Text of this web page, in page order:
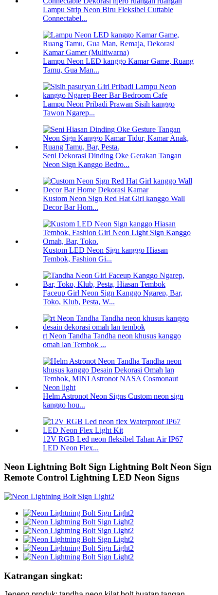
Lampu Strip Neon Biru Fleksibel Cuttable
Connectabel...
Lampu Neon LED kanggo Kamar Game, Ruang
Tamu, Gua Man...
Lampu Neon Pribadi Prawan Sisih kanggo
Tawon Ngarep...
Seni Dekorasi Dinding Oke Gerakan Tangan
Neon Sign Kanggo Bedro...
Kustom Neon Sign Red Hat Girl kanggo Wall
Decor Bar Hom...
Kustom LED Neon Sign kanggo Hiasan
Tembok, Fashion Gi...
Faceup Girl Neon Sign Kanggo Ngarep, Bar,
Toko, Klub, Pesta, W...
rt Neon Tandha Tandha neon khusus kanggo
omah lan Tembok ...
Helm Astronot Neon Signs Custom neon sign
kanggo hou...
12V RGB Led neon fleksibel Tahan Air IP67
LED Neon Flex...
Neon Lightning Bolt Sign Lightning Bolt Neon Sign
Remote Control Lightning LED Neon Signs
Katrangan singkat: